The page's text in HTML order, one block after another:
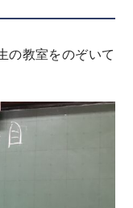
の教室をのぞいて